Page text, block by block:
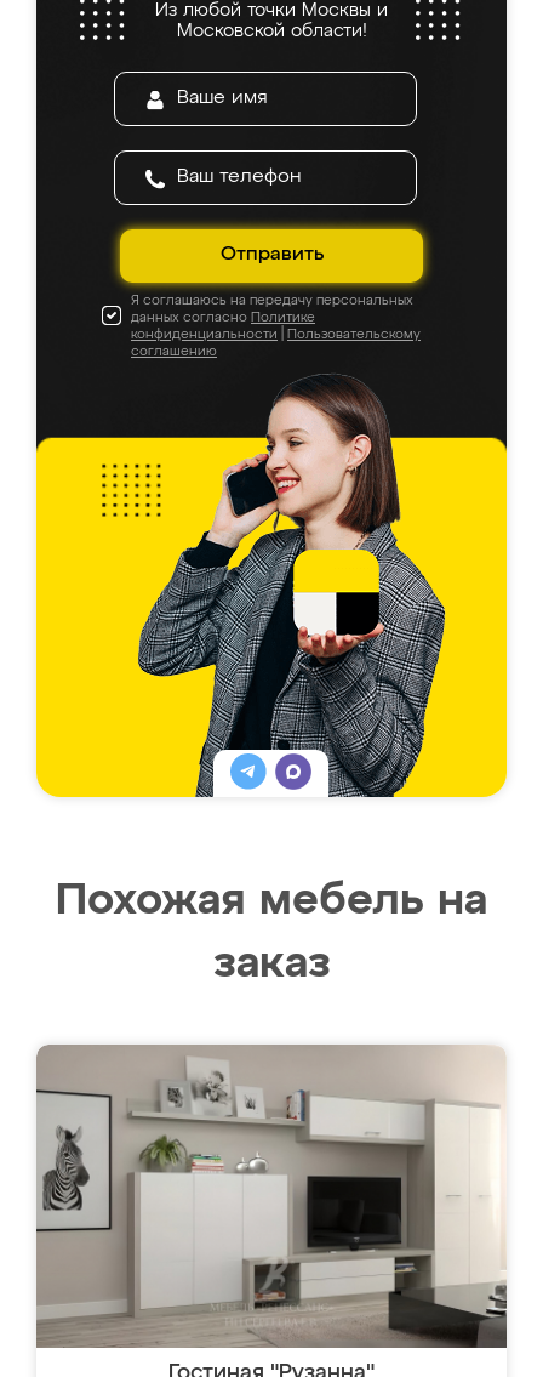
Из любой точки Москвы и
Московской области!
Отправить
Я соглашаюсь на передачу персональных
данных согласно Политике
конфиденциальности
Пользовательскому
соглашению
Похожая мебель на
заказ